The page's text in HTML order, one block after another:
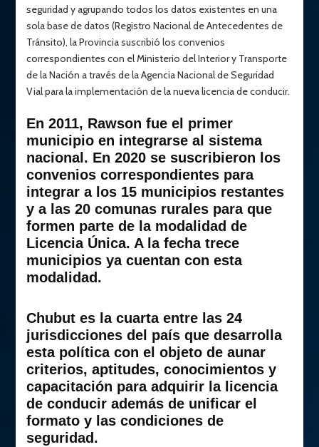
seguridad y agrupando todos los datos existentes en una
sola base de datos (Registro Nacional de Antecedentes de
Tránsito), la Provincia suscribió los convenios
correspondientes con el Ministerio del Interior y Transporte
de la Nación a través de la Agencia Nacional de Seguridad
Vial para la implementación de la nueva licencia de conducir.
En 2011, Rawson fue el primer
municipio en integrarse al sistema
nacional. En 2020 se suscribieron los
convenios correspondientes para
integrar a los 15 municipios restantes
y a las 20 comunas rurales para que
formen parte de la modalidad de
Licencia Única. A la fecha trece
municipios ya cuentan con esta
modalidad.
Chubut es la cuarta entre las 24
jurisdicciones del país que desarrolla
esta política con el objeto de aunar
criterios, aptitudes, conocimientos y
capacitación para adquirir la licencia
de conducir además de unificar el
formato y las condiciones de
seguridad.